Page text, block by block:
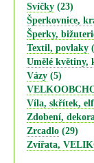
Svíčky (23)
Šperkovnice,
Šperky,
Textil, povlaky
Umělé květiny,
Vázy (5)
Víla, skřítek, elf
Zdobení,
Zrcadlo (29)
Zvířata,